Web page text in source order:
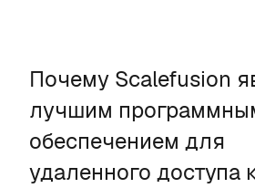
Почему Scalefusion
лучшим
обеспечением для
удаленного доступа